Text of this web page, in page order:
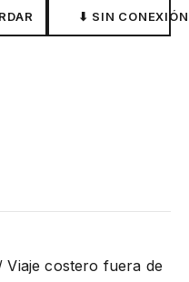
⬇ SIN CONEXIÓN
Viaje costero fuera de